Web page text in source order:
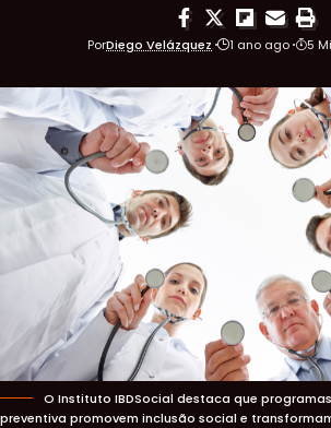
PorDiego Velázquez 1 ano ago 5
O Instituto IBDSocial destaca que
preventiva promovem inclusão social e